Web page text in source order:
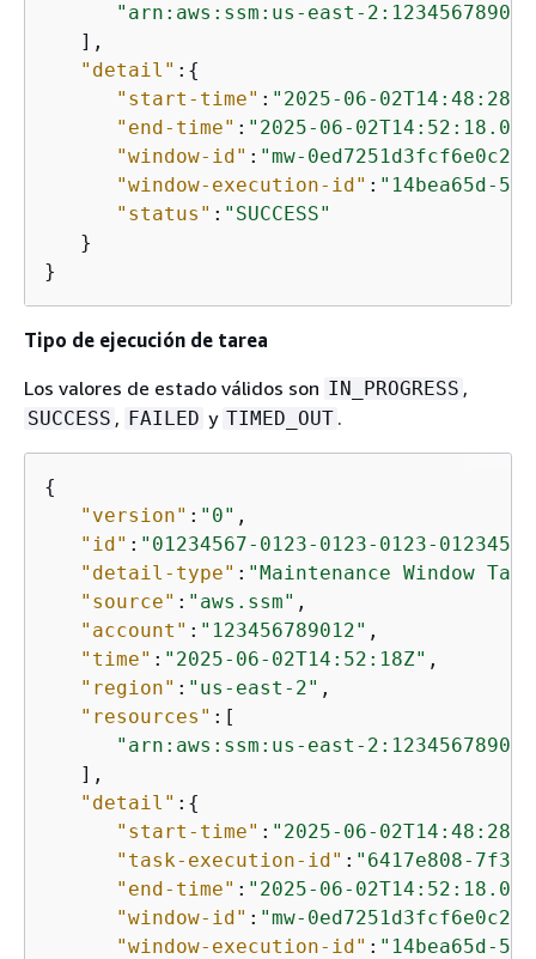
"arn:aws:ssm:us-east-
   ],
"detail" : {
"start-time" : "2025-06-
"end-time" : "2025-06-
"window-id" : "mw-0ed7251d3fcf6e0c2"
"window-execution-id" : "14bea65d-
"status" : "SUCCESS"
   }
}
Tipo de ejecución de tarea
Los valores de estado válidos son IN_PROGRESS ,
SUCCESS , FAILED y TIMED_OUT .
{
"version" : "0" ,
"id" : "01234567-0123-0123-0123-
"detail-type" : "Maintenance Window
"source" : "aws.ssm" ,
"account" : "123456789012" ,
"time" : "2025-06-02T14:52:18Z" ,
"region" : "us-east-2" ,
"resources" :[
"arn:aws:ssm:us-east-
   ],
"detail" : {
"start-time" : "2025-06-
"task-execution-id" : "6417e808-
"end-time" : "2025-06-
"window-id" : "mw-0ed7251d3fcf6e0c2"
"window-execution-id" : "14bea65d-